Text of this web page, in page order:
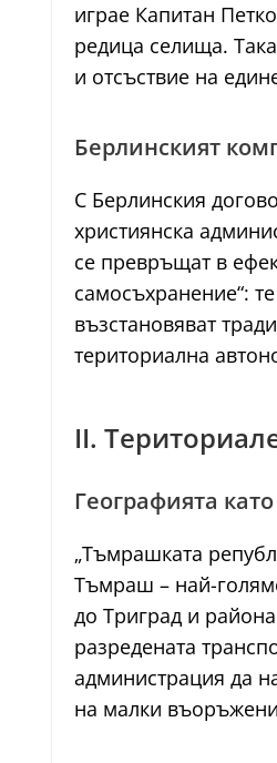
играе Капитан
редица селища.
и отсъствие на
Берлинският
С Берлинския
християнска
се превръщат в
самосъхранение“:
възстановяват
териториална
II.
Географията
„Тъмрашката
Тъмраш – най-
до Триград и
разредената
администрация да
на малки